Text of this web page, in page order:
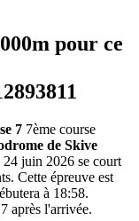
pour ce
7 7ème course
de Skive
24 juin 2026 se court
Cette épreuve est
à 18:58.
après l'arrivée.